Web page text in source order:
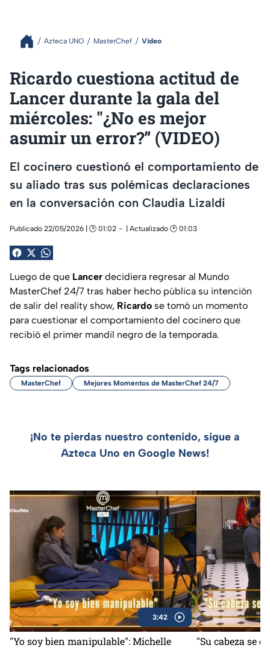
Azteca UNO MasterChef Video
Ricardo cuestiona actitud de
Lancer durante la gala del
miércoles: "¿No es mejor
asumir un error?” (VIDEO)
El cocinero cuestionó el comportamiento de
su aliado tras sus polémicas declaraciones
en la conversación con Claudia Lizaldi
Publicado 22/05/2026 | 🕑 01:02 | Actualizado 🕑 01:03
Luego de que Lancer decidiera regresar al Mundo
MasterChef 24/7 tras haber hecho pública su intención
de salir del reality show, Ricardo se tomó un momento
para cuestionar el comportamiento del cocinero que
recibió el primer mandil negro de la temporada.
Tags relacionados
MasterChef Mejores Momentos de MasterChef 24/7
¡No te pierdas nuestro contenido, sigue a
Azteca Uno en Google News!
3:42
"Yo soy bien manipulable": Michelle
"Su cabeza se